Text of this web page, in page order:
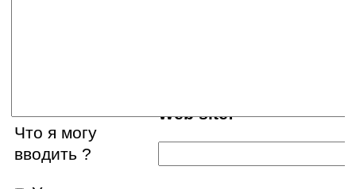
Web site:
Что я могу
вводить ?